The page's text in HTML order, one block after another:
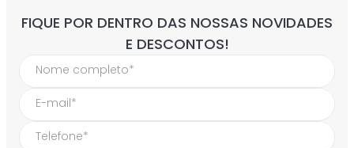
FIQUE POR DENTRO DAS NOSSAS NOVIDADES
E DESCONTOS!